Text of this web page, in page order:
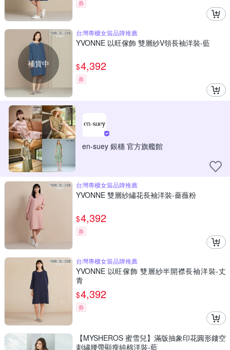
券
補貨中
台灣專櫃女裝品牌推薦
YVONNE 以旺傢飾 雙層紗V領長袖洋裝-藍
$4,392
券
en-suey 銀穗 官方旗艦館
台灣專櫃女裝品牌推薦
YVONNE 雙層紗繡花長袖洋裝-薔薇粉
$4,392
券
台灣專櫃女裝品牌推薦
YVONNE 以旺傢飾 雙層紗半開襟長袖洋裝-丈
青
$4,392
券
【MYSHEROS 蜜雪兒】滿版抽象印花圓形鏤空
刺繡腰帶顯瘦純棉洋裝-藍